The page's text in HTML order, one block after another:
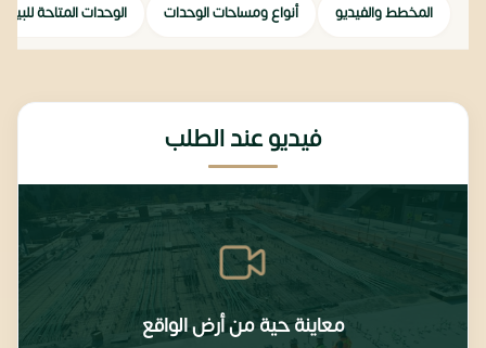
المخطط والفيديو أنواع ومساحات الوحدات الوحدات المتاحة للبيع
فيديو عند الطلب
معاينة حية من أرض الواقع